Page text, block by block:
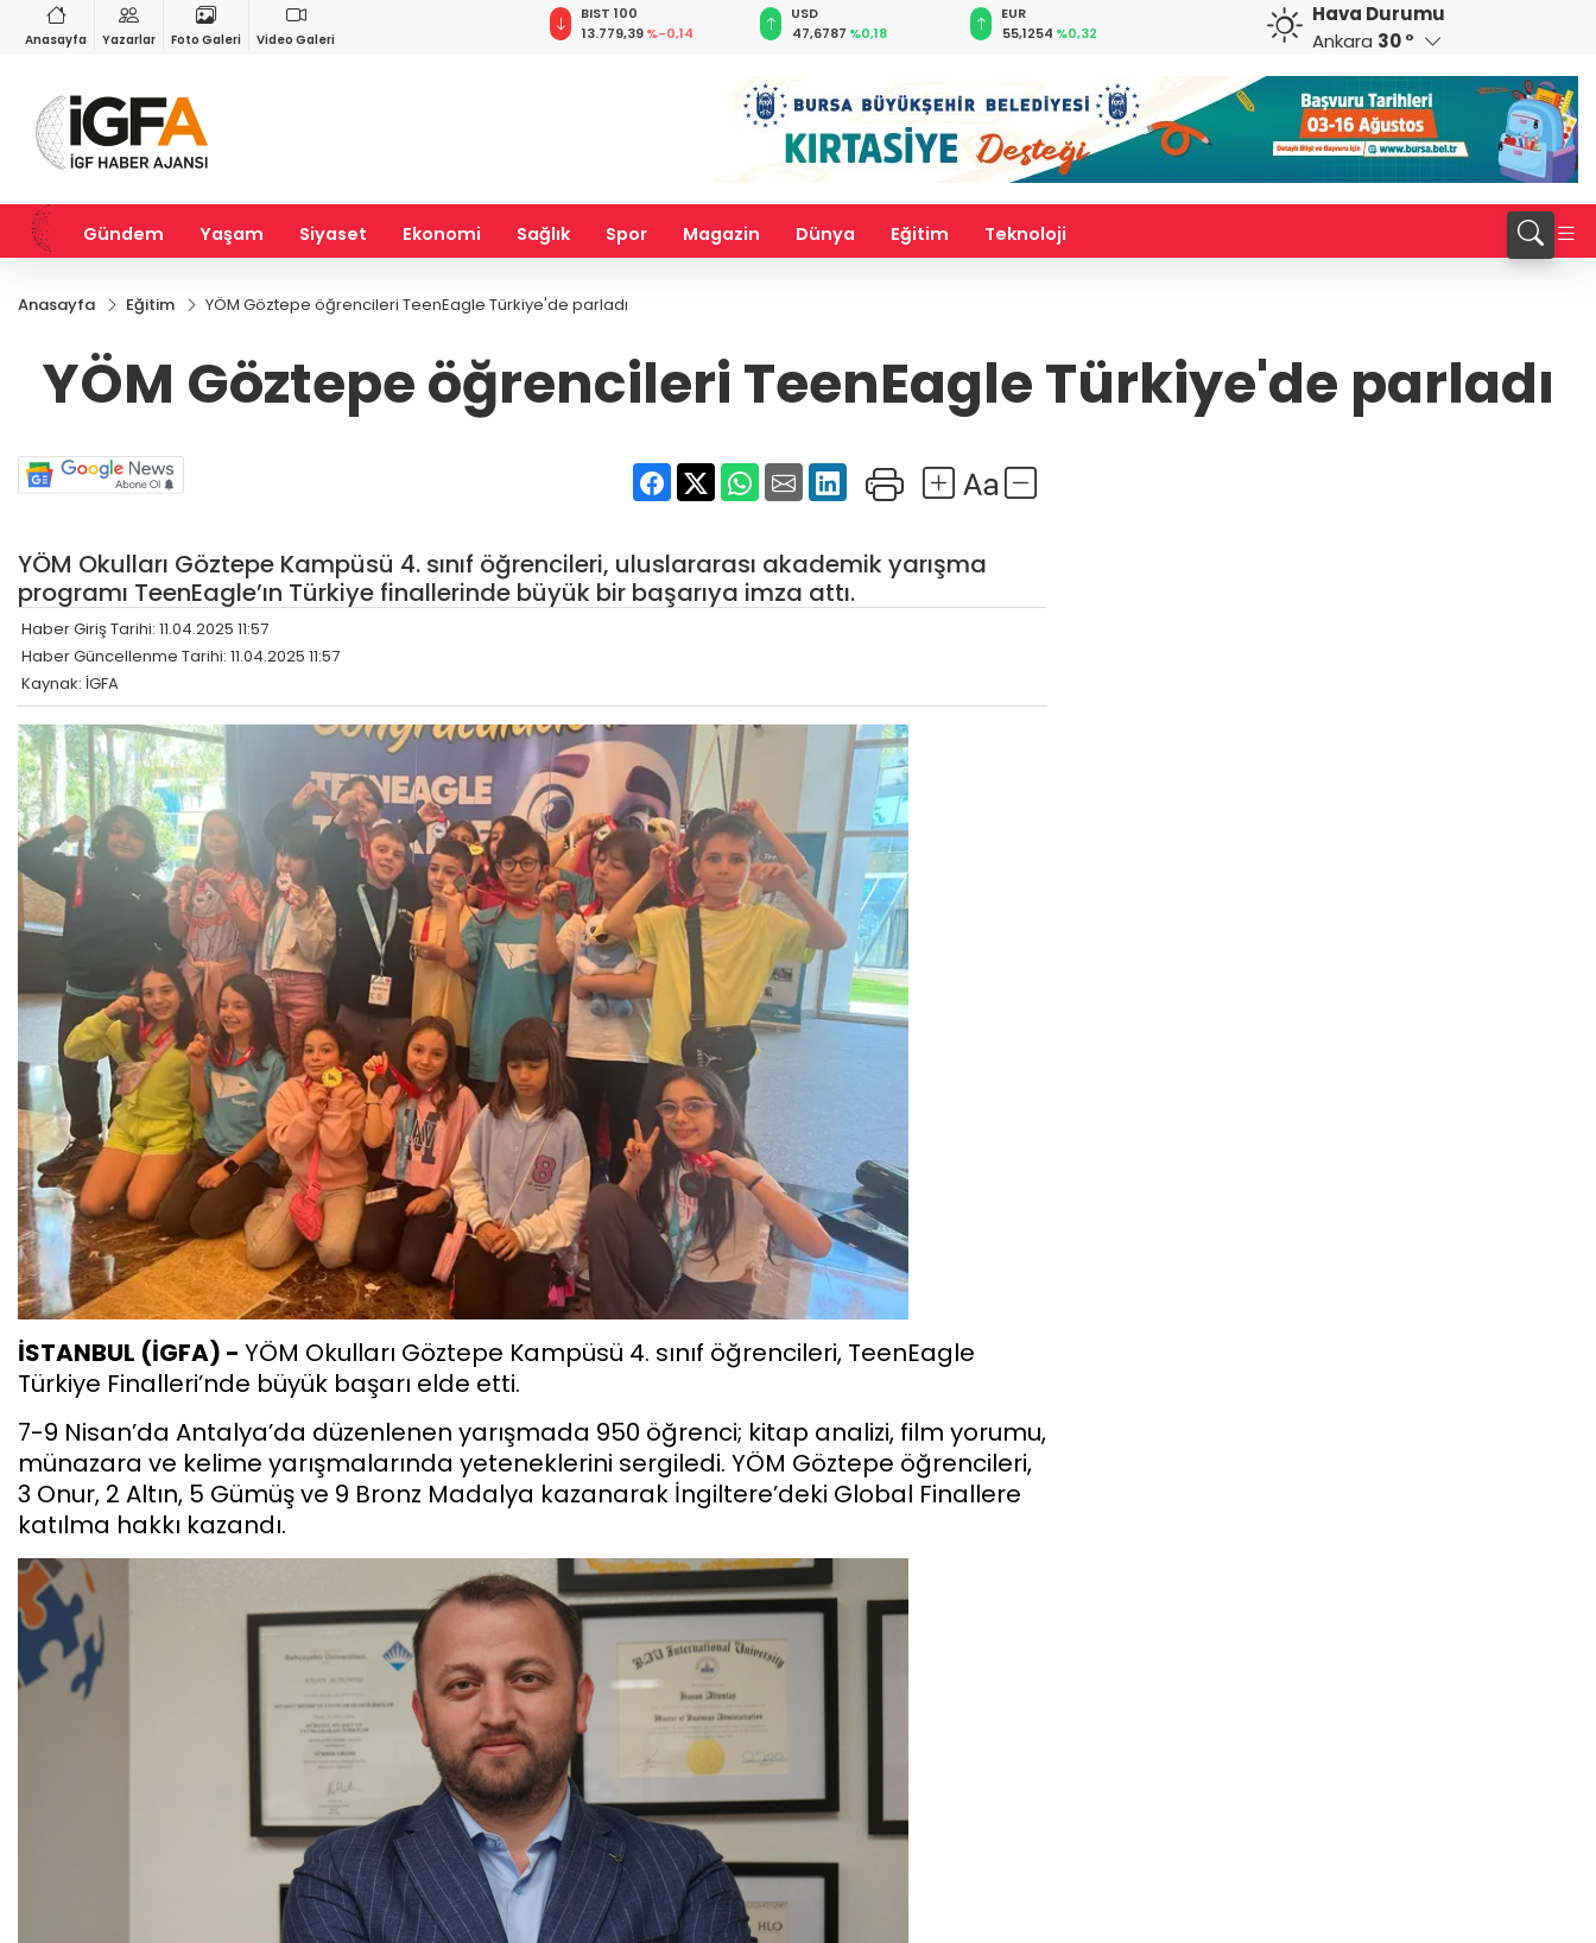
Anasayfa Yazarlar Foto Galeri Video Galeri
%-0,22
0,0018%0,32
BIST 100
13.779,39%-0,14
USD
47,6787 %0,18
EUR
55,1254 %0,32
64,3468%0,38
CHF
59,0083
Hava Durumu
Ankara 30 °
Gündem Yaşam Siyaset Ekonomi Sağlık Spor Magazin Dünya Eğitim Teknoloji
Anasayfa Eğitim YÖM Göztepe öğrencileri TeenEagle Türkiye'de parladı
YÖM Göztepe öğrencileri TeenEagle Türkiye'de parladı
YÖM Okulları Göztepe Kampüsü 4. sınıf öğrencileri, uluslararası akademik yarışma
programı TeenEagle’ın Türkiye finallerinde büyük bir başarıya imza attı.
Haber Giriş Tarihi: 11.04.2025 11:57
Haber Güncellenme Tarihi: 11.04.2025 11:57
Kaynak: İGFA
İSTANBUL (İGFA) - YÖM Okulları Göztepe Kampüsü 4. sınıf öğrencileri, TeenEagle
Türkiye Finalleri’nde büyük başarı elde etti.
7-9 Nisan’da Antalya’da düzenlenen yarışmada 950 öğrenci; kitap analizi, film yorumu,
münazara ve kelime yarışmalarında yeteneklerini sergiledi. YÖM Göztepe öğrencileri,
3 Onur, 2 Altın, 5 Gümüş ve 9 Bronz Madalya kazanarak İngiltere’deki Global Finallere
katılma hakkı kazandı.